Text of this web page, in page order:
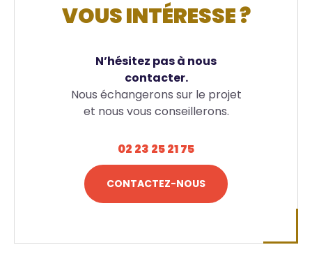
VOUS INTÉRESSE ?
N’hésitez pas à nous
contacter.
Nous échangerons sur le projet
et nous vous conseillerons.
02 23 25 21 75
CONTACTEZ-NOUS